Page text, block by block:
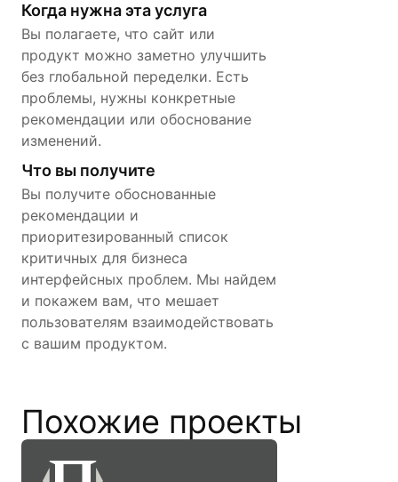
Когда нужна эта услуга
Вы полагаете, что сайт или
продукт можно заметно улучшить
без глобальной переделки. Есть
проблемы, нужны конкретные
рекомендации или обоснование
изменений.
Что вы получите
Вы получите обоснованные
рекомендации и
приоритезированный список
критичных для бизнеса
интерфейсных проблем. Мы найдем
и покажем вам, что мешает
пользователям взаимодействовать
с вашим продуктом.
Похожие проекты